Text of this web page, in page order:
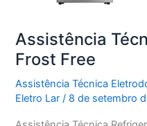
Assistência
Frost Free
Assistência Técnica
Eletro Lar/ 8 de setembro